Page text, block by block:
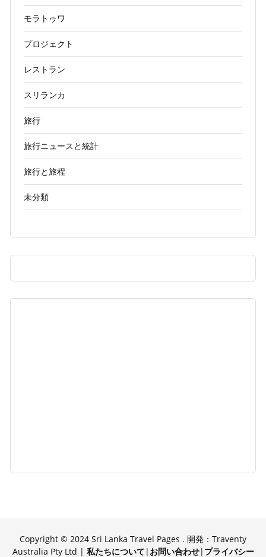
モラトゥワ
プロジェクト
レストラン
スリランカ
旅行
旅行ニュースと統計
旅行と旅程
未分類
Copyright © 2024 Sri Lanka Travel Pages . 開発：Traventy
Australia Pty Ltd | 私たちについて | お問い合わせ| プライバシー